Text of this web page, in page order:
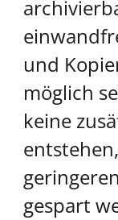
und
möglich
keine
gespart